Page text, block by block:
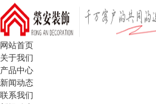
网站首页
关于我们
产品中心
新闻动态
联系我们